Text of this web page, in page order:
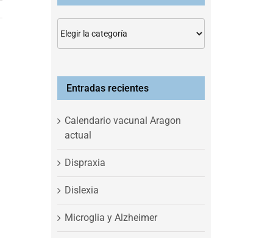
Entradas recientes
Calendario vacunal Aragon
actual
Dispraxia
Dislexia
Microglia y Alzheimer